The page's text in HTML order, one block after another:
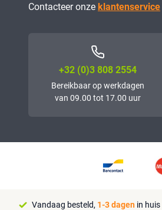
Contacteer onze klantenservice
+32 (0)3 808 2554
Bereikbaar op werkdagen
van 09.00 tot 17.00 uur
Vandaag besteld, 1-3 dagen in huis